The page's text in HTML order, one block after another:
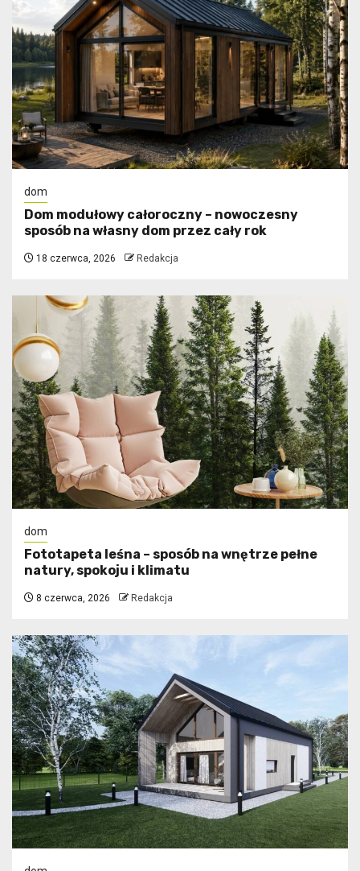
dom
Dom modułowy całoroczny – nowoczesny
sposób na własny dom przez cały rok
18 czerwca, 2026 Redakcja
dom
​Fototapeta leśna – sposób na wnętrze pełne
natury, spokoju i klimatu
8 czerwca, 2026 Redakcja